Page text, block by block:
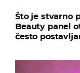
Što je stvarno
Beauty panel
često